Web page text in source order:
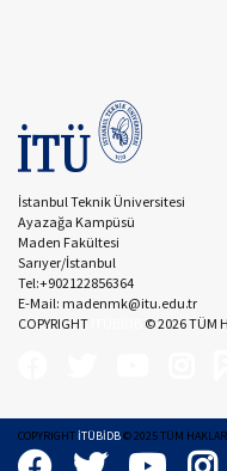
İstanbul Teknik Üniversitesi
Ayazağa Kampüsü
Maden Fakültesi
Sarıyer/İstanbul
Tel:+902122856364
E-Mail: madenmk@itu.edu.tr
COPYRIGHT
©2026TÜM
COPYRIGHT İTÜBİDB© 2025 TÜM